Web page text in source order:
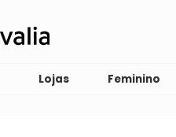
Lojas Feminino